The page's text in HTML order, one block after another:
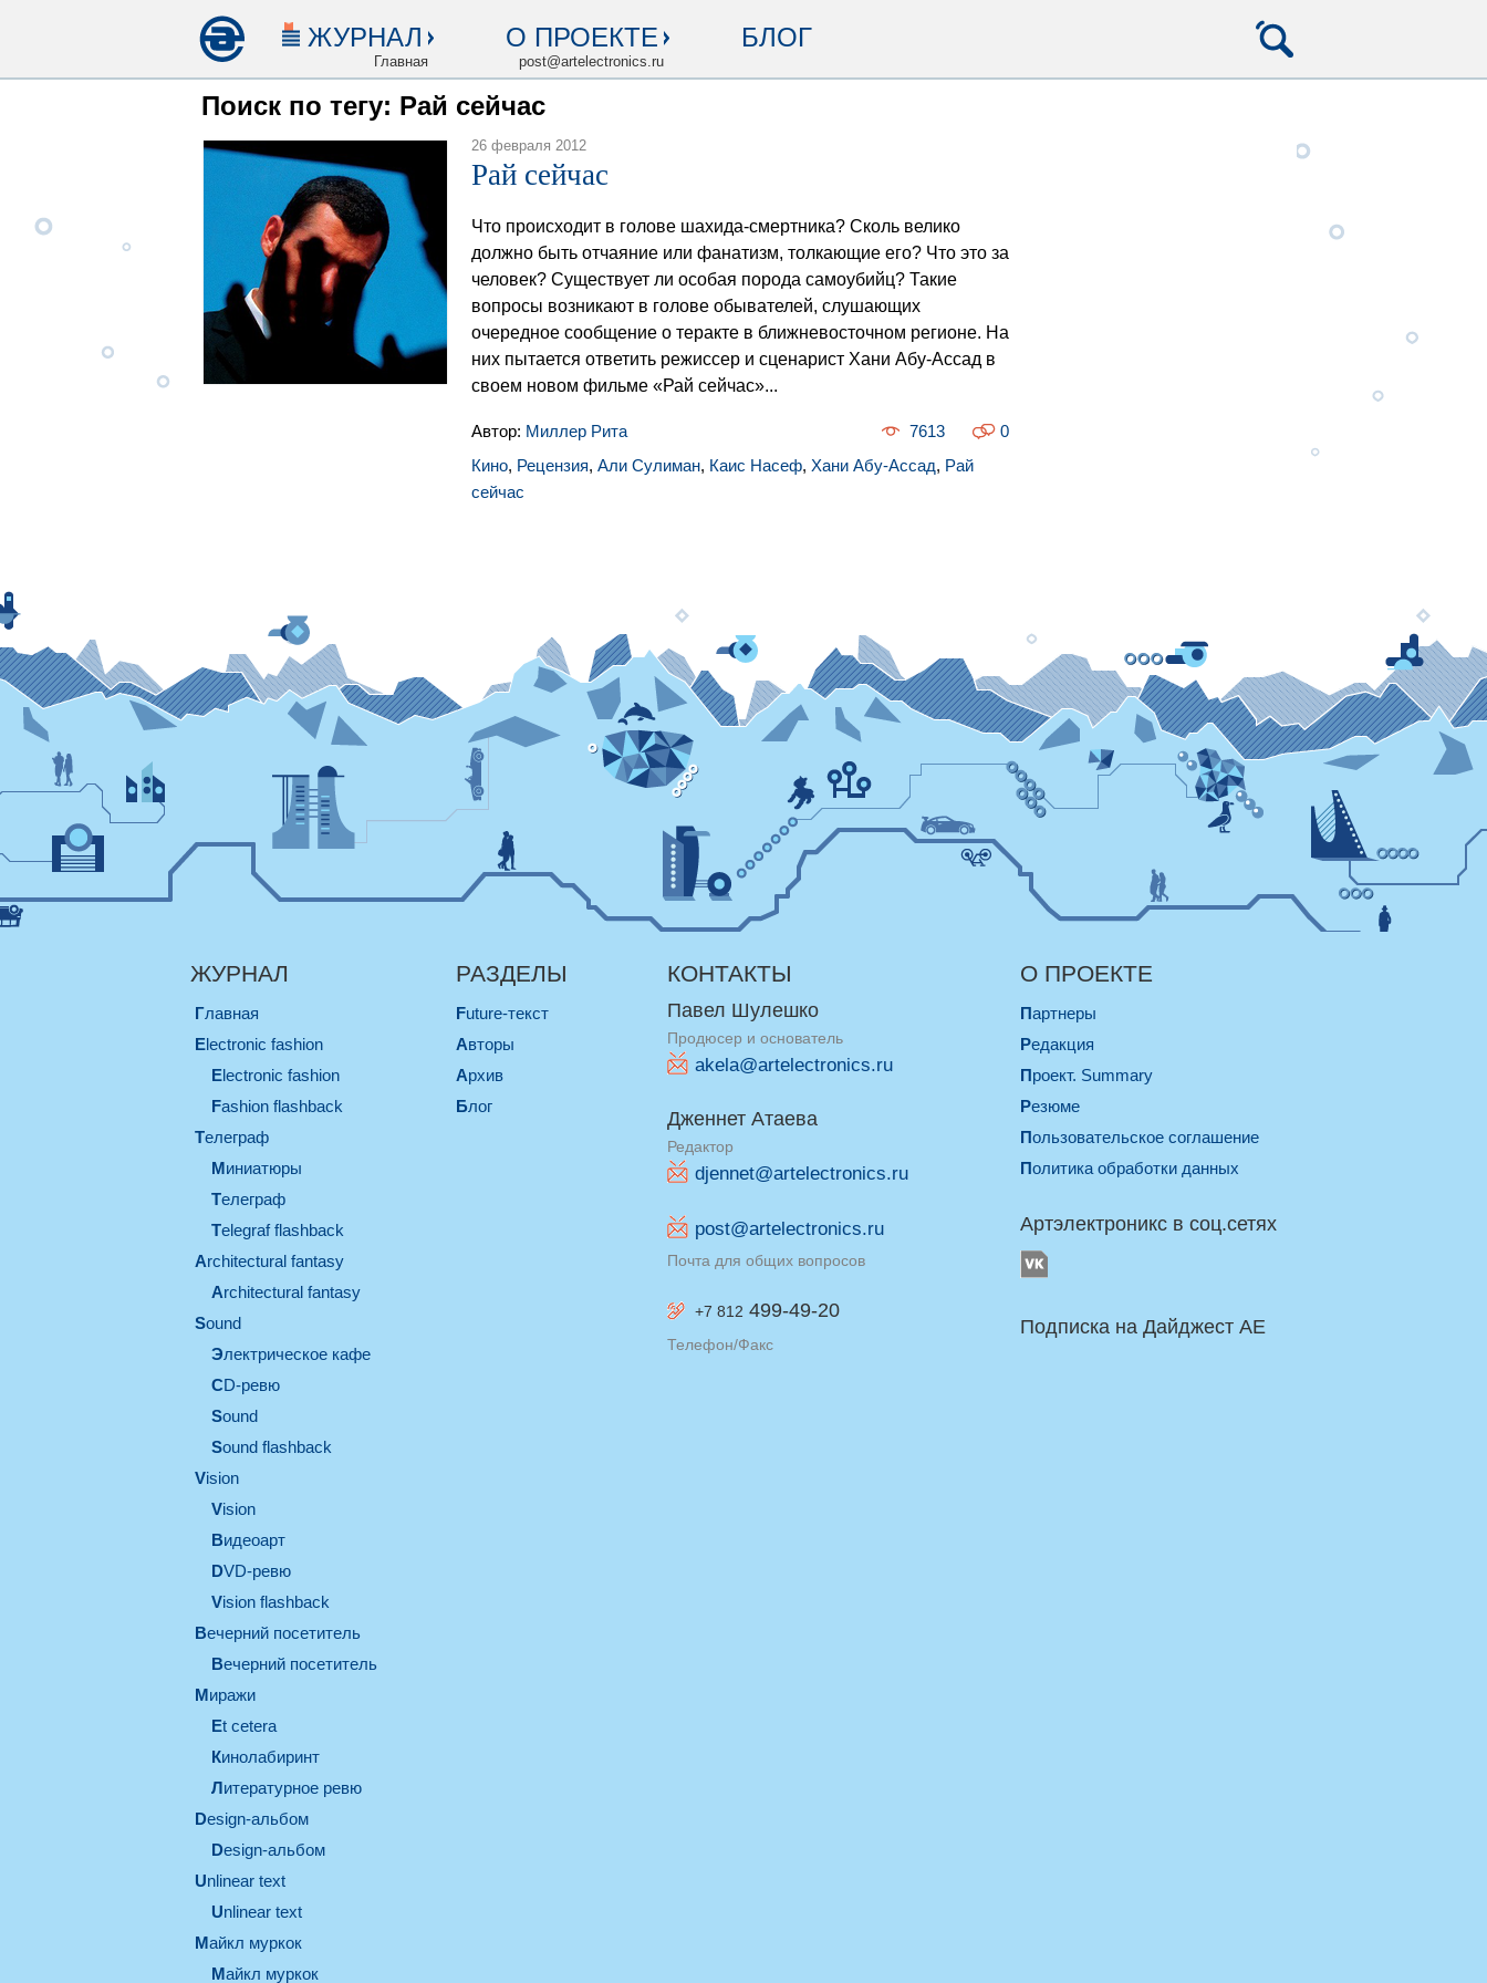
ЖУРНАЛ
Главная
О ПРОЕКТЕ
post@artelectronics.ru
БЛОГ
Поиск по тегу: Рай сейчас
26 февраля 2012
Рай сейчас
Что происходит в голове шахида-смертника? Сколь велико
должно быть отчаяние или фанатизм, толкающие его? Что это за
человек? Существует ли особая порода самоубийц? Такие
вопросы возникают в голове обывателей, слушающих
очередное сообщение о теракте в ближневосточном регионе. На
них пытается ответить режиссер и сценарист Хани Абу-Ассад в
своем новом фильме «Рай сейчас»...
Автор: Миллер Рита 0
7613
Кино, Рецензия, Али Сулиман, Каис Насеф, Хани Абу-Ассад, Рай
сейчас
ЖУРНАЛ
Главная
electronic fashion
electronic fashion
Fashion flashback
телеграф
миниатюры
телеграф
Telegraf flashback
architectural fantasy
architectural fantasy
sound
электрическое кафе
CD-ревю
sound
Sound flashback
vision
vision
видеоарт
DVD-ревю
Vision flashback
вечерний посетитель
вечерний посетитель
миражи
et cetera
кинолабиринт
литературное ревю
design-альбом
design-альбом
unlinear text
Unlinear text
майкл муркок
майкл муркок
РАЗДЕЛЫ
Future-текст
Авторы
Архив
Блог
КОНТАКТЫ
Павел Шулешко
Продюсер и основатель
akela@artelectronics.ru
Дженнет Атаева
Редактор
djennet@artelectronics.ru
post@artelectronics.ru
Почта для общих вопросов
+7 812 499-49-20
Телефон/Факс
О ПРОЕКТЕ
Партнеры
Редакция
Проект. Summary
Резюме
Пользовательское соглашение
Политика обработки данных
Артэлектроникс в соц.сетях
Подписка на Дайджест AE